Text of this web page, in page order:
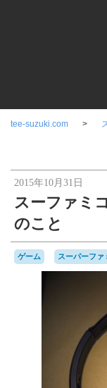
tee-suzuki.com
2015年10月31日
スーファミ
のこと
ゲーム スーパーファ